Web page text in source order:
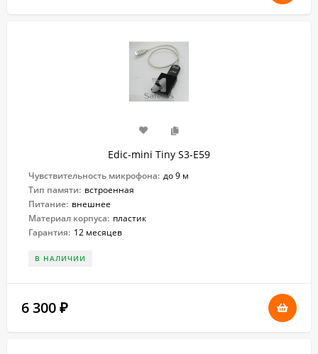
Edic-mini Tiny S3-E59
Чувствительность микрофона: до 9 м
Тип памяти: встроенная
Питание: внешнее
Материал корпуса: пластик
Гарантия: 12 месяцев
В НАЛИЧИИ
6 300 ₽